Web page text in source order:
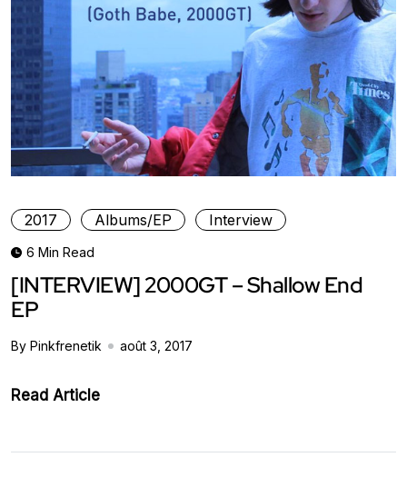
2017 Albums/EP Interview
6 Min Read
[INTERVIEW] 2000GT – Shallow End
EP
By Pinkfrenetik août 3, 2017
Read Article